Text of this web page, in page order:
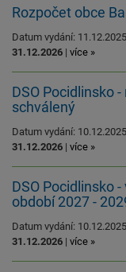
Rozpočet obce
Datum vydání:
31.12.2026 | více »
DSO Pocidlinsko
schválený
Datum vydání:
31.12.2026 | více »
DSO Pocidlinsko
období 2027 -
Datum vydání:
31.12.2026 | více »